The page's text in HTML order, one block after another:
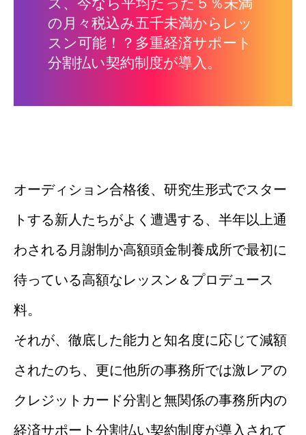
ス、今なら平均たった５％未満
の月々税込み五千未満からレッ
スン可能！？多重経済サポート
分割払い契約制度が導入。
オーディション合格後、研究生形式でスター
トする新人たちがよく遭遇する、半年以上通
わされる月謝制か高額頭金制養成所で最初に
待っている高額なレッスン＆プロデュース
料。
それが、徹底した能力と知名度に応じて減額
されたのち、更に他所の事務所では激レアの
クレジットカード分割と無関係の事務所内の
経済サポート分割払い契約制度が導入されて